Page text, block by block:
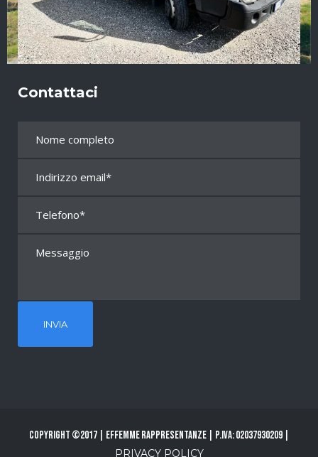
Contattaci
Copyright ©2017 | Effemme Rappresentanze | P.Iva: 02037930209 |
PRIVACY POLICY